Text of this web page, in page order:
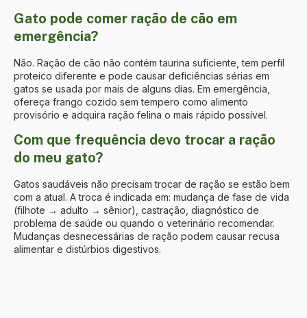
Gato pode comer ração de cão em
emergência?
Não. Ração de cão não contém taurina suficiente, tem perfil
proteico diferente e pode causar deficiências sérias em
gatos se usada por mais de alguns dias. Em emergência,
ofereça frango cozido sem tempero como alimento
provisório e adquira ração felina o mais rápido possível.
Com que frequência devo trocar a ração
do meu gato?
Gatos saudáveis não precisam trocar de ração se estão bem
com a atual. A troca é indicada em: mudança de fase de vida
(filhote → adulto → sênior), castração, diagnóstico de
problema de saúde ou quando o veterinário recomendar.
Mudanças desnecessárias de ração podem causar recusa
alimentar e distúrbios digestivos.